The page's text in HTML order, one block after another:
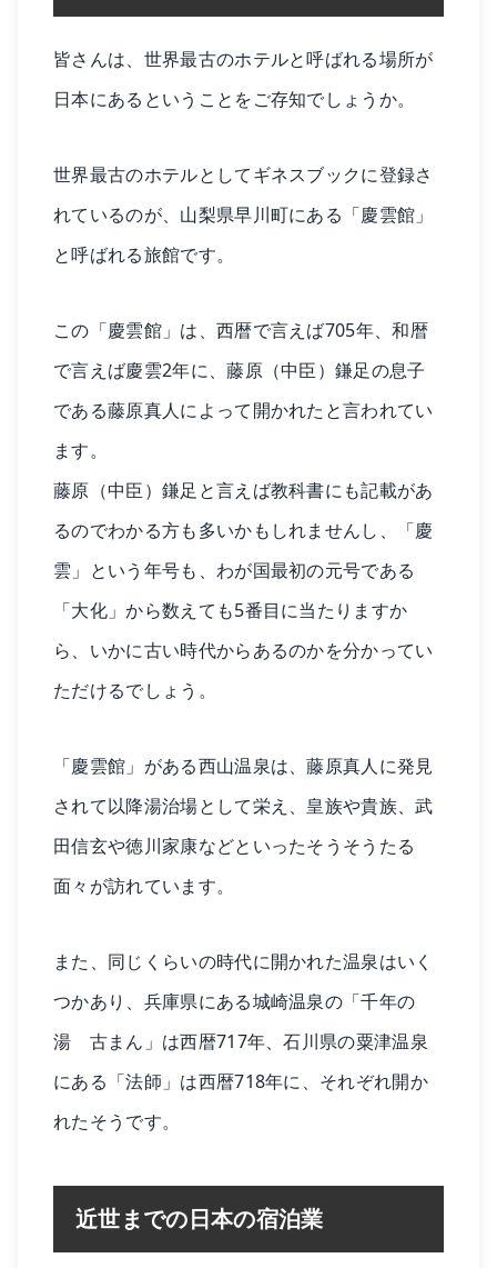
皆さんは、世界最古のホテルと呼ばれる場所が
日本にあるということをご存知でしょうか。
世界最古のホテルとしてギネスブックに登録さ
れているのが、山梨県早川町にある「慶雲館」
と呼ばれる旅館です。
この「慶雲館」は、西暦で言えば705年、和暦
で言えば慶雲2年に、藤原（中臣）鎌足の息子
である藤原真人によって開かれたと言われてい
ます。
藤原（中臣）鎌足と言えば教科書にも記載があ
るのでわかる方も多いかもしれませんし、「慶
雲」という年号も、わが国最初の元号である
「大化」から数えても5番目に当たりますか
ら、いかに古い時代からあるのかを分かってい
ただけるでしょう。
「慶雲館」がある西山温泉は、藤原真人に発見
されて以降湯治場として栄え、皇族や貴族、武
田信玄や徳川家康などといったそうそうたる
面々が訪れています。
また、同じくらいの時代に開かれた温泉はいく
つかあり、兵庫県にある城崎温泉の「千年の
湯 古まん」は西暦717年、石川県の粟津温泉
にある「法師」は西暦718年に、それぞれ開か
れたそうです。
近世までの日本の宿泊業